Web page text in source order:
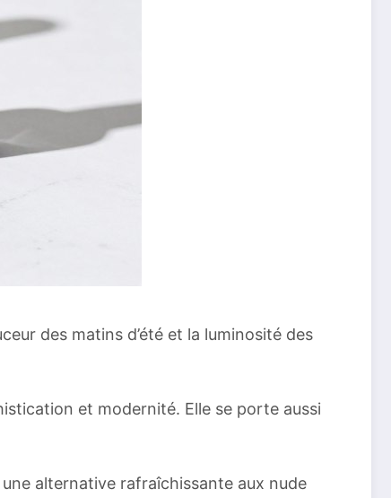
des matins d’été et la luminosité des
et modernité. Elle se porte aussi
alternative rafraîchissante aux nude